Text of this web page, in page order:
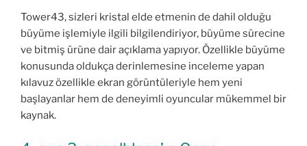
Tower43, sizleri kristal elde etmenin de dahil olduğu
büyüme işlemiyle ilgili bilgilendiriyor, büyüme sürecine
ve bitmiş ürüne dair açıklama yapıyor. Özellikle büyüme
konusunda oldukça derinlemesine inceleme yapan
kılavuz özellikle ekran görüntüleriyle hem yeni
başlayanlar hem de deneyimli oyuncular mükemmel bir
kaynak.